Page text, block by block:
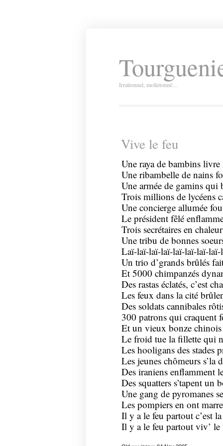
Irrationnel, molletonné…
Vive le feu
Une raya de bambins
Une ribambelle de nains
Une armée de gamins qui
Trois millions de lycéens
Une concierge allumée
Le président fêlé
Trois secrétaires en
Une tribu de bonnes
Laï-laï-laï-laï-laï-laï-laï-
Un trio d’grands brûlés
Et 5000 chimpanzés
Des rastas éclatés, c’est
Les feux dans la cité
Des soldats cannibales
300 patrons qui craquent
Et un vieux bonze
Le froid tue la fillette qui
Les hooligans des stades
Les jeunes chômeurs
Des iraniens enflamment
Des squatters s’tapent un
Une gang de pyromanes
Les pompiers en ont
Il y ale feu partout c’est
Il y a le feu partout viv’ le